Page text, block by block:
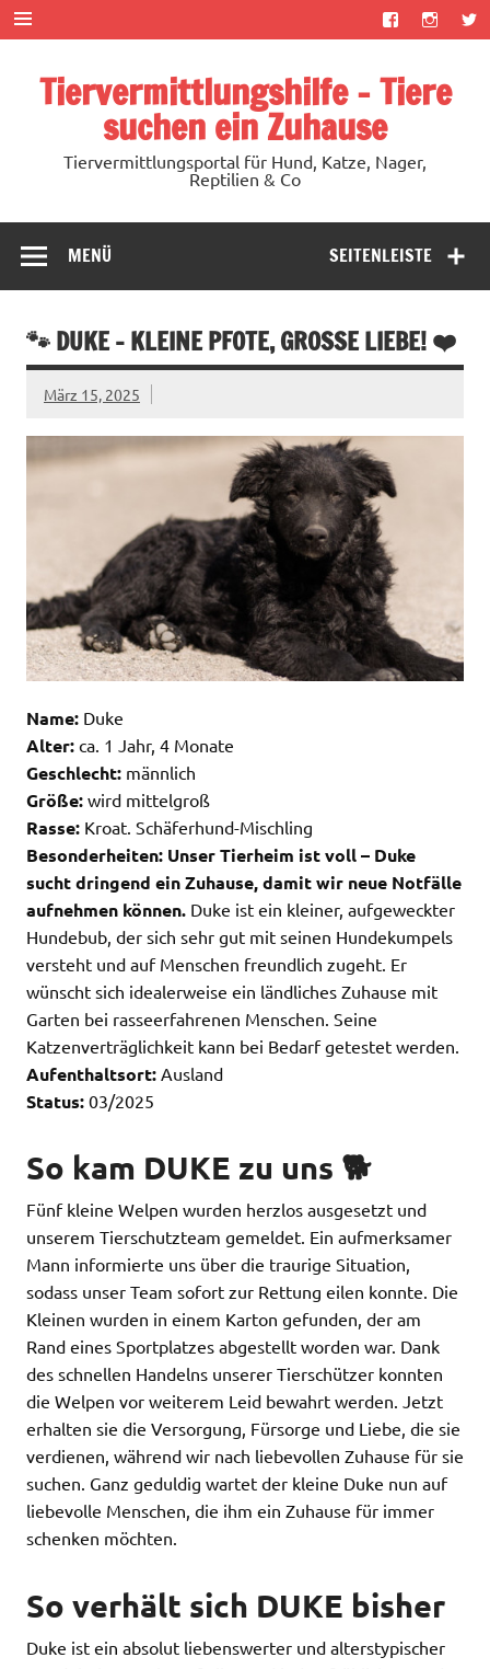
Zum
Inhalt
springen
Tiervermittlungshilfe – Tiere
suchen ein Zuhause
Tiervermittlungsportal für Hund, Katze, Nager,
Reptilien & Co
SEITENLEISTE
MENÜ
🐾 DUKE – KLEINE PFOTE, GROSSE LIEBE! ❤️
März 15, 2025
Name: Duke
Alter: ca. 1 Jahr, 4 Monate
Geschlecht: männlich
Größe: wird mittelgroß
Rasse: Kroat. Schäferhund-Mischling
Besonderheiten: Unser Tierheim ist voll – Duke
sucht dringend ein Zuhause, damit wir neue Notfälle
aufnehmen können. Duke ist ein kleiner, aufgeweckter
Hundebub, der sich sehr gut mit seinen Hundekumpels
versteht und auf Menschen freundlich zugeht. Er
wünscht sich idealerweise ein ländliches Zuhause mit
Garten bei rasseerfahrenen Menschen. Seine
Katzenverträglichkeit kann bei Bedarf getestet werden.
Aufenthaltsort: Ausland
Status: 03/2025
So kam DUKE zu uns 🐕
Fünf kleine Welpen wurden herzlos ausgesetzt und
unserem Tierschutzteam gemeldet. Ein aufmerksamer
Mann informierte uns über die traurige Situation,
sodass unser Team sofort zur Rettung eilen konnte. Die
Kleinen wurden in einem Karton gefunden, der am
Rand eines Sportplatzes abgestellt worden war. Dank
des schnellen Handelns unserer Tierschützer konnten
die Welpen vor weiterem Leid bewahrt werden. Jetzt
erhalten sie die Versorgung, Fürsorge und Liebe, die sie
verdienen, während wir nach liebevollen Zuhause für sie
suchen. Ganz geduldig wartet der kleine Duke nun auf
liebevolle Menschen, die ihm ein Zuhause für immer
schenken möchten.
So verhält sich DUKE bisher
Duke ist ein absolut liebenswerter und alterstypischer